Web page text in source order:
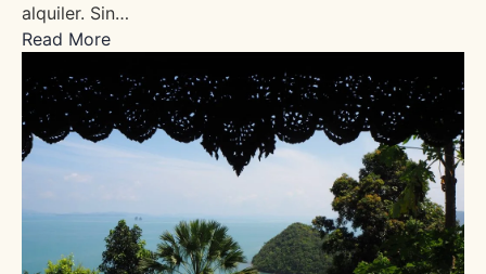
alquiler. Sin…
Read More